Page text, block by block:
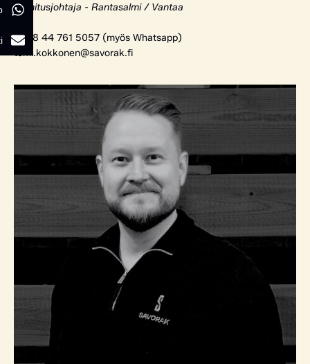
Toimitusjohtaja - Rantasalmi / Vantaa
+358 44 761 5057 (myös Whatsapp)
tomi.kokkonen@savorak.fi